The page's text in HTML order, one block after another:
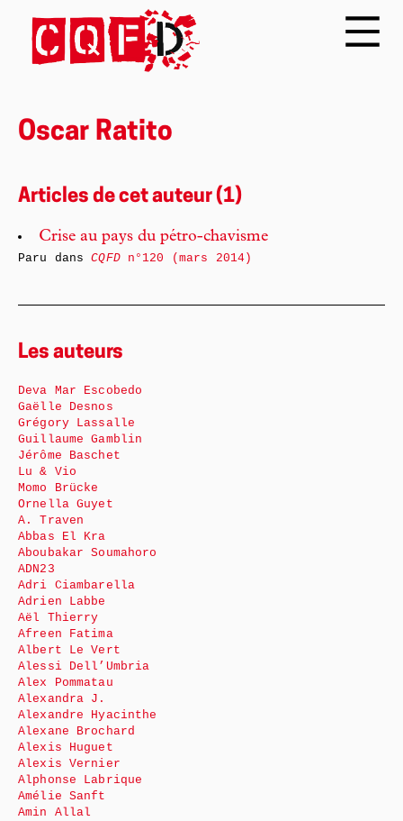
Oscar Ratito
Articles de cet auteur (1)
Crise au pays du pétro-chavisme
Paru dansCQFDn°120 (mars 2014)
Les auteurs
Deva Mar Escobedo
Gaëlle Desnos
Grégory Lassalle
Guillaume Gamblin
Jérôme Baschet
Lu & Vio
Momo Brücke
Ornella Guyet
A. Traven
Abbas El Kra
Aboubakar Soumahoro
ADN23
Adri Ciambarella
Adrien Labbe
Aël Thierry
Afreen Fatima
Albert Le Vert
Alessi Dell’Umbria
Alex Pommatau
Alexandra J.
Alexandre Hyacinthe
Alexane Brochard
Alexis Huguet
Alexis Vernier
Alphonse Labrique
Amélie Sanft
Amin Allal